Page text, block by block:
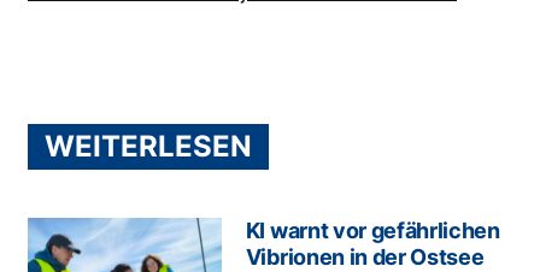
WEITERLESEN
KI warnt vor gefährlichen
Vibrionen in der Ostsee